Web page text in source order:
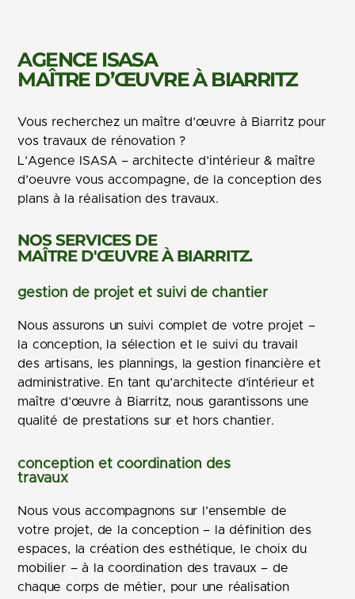
AGENCE ISASA
MAÎTRE D’ŒUVRE À BIARRITZ
Vous recherchez un maître d’œuvre à Biarritz pour
vos travaux de rénovation ?
L’Agence ISASA – architecte d’intérieur & maître
d’oeuvre vous accompagne, de la conception des
plans à la réalisation des travaux.
NOS SERVICES DE
MAÎTRE D'ŒUVRE À BIARRITZ.
gestion de projet et suivi de chantier
Nous assurons un suivi complet de votre projet –
la conception, la sélection et le suivi du travail
des artisans, les plannings, la gestion financière et
administrative. En tant qu’architecte d’intérieur et
maître d’œuvre à Biarritz, nous garantissons une
qualité de prestations sur et hors chantier.
conception et coordination des
travaux
Nous vous accompagnons sur l’ensemble de
votre projet, de la conception – la définition des
espaces, la création des esthétique, le choix du
mobilier – à la coordination des travaux – de
chaque corps de métier, pour une réalisation